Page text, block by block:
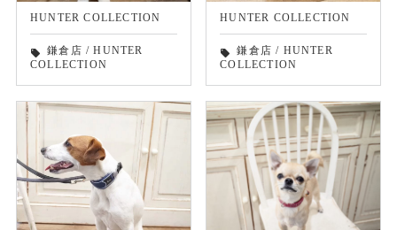
HUNTER COLLECTION
local_offer 鎌倉店 /HUNTER
COLLECTION
HUNTER COLLECTION
local_offer 鎌倉店 / HUNTER
COLLECTION